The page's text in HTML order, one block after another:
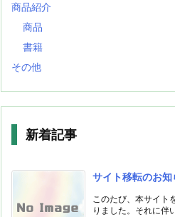
商品紹介
商品
書籍
その他
新着記事
サイト移転のお知
このたび、本サイト
りました。それに伴